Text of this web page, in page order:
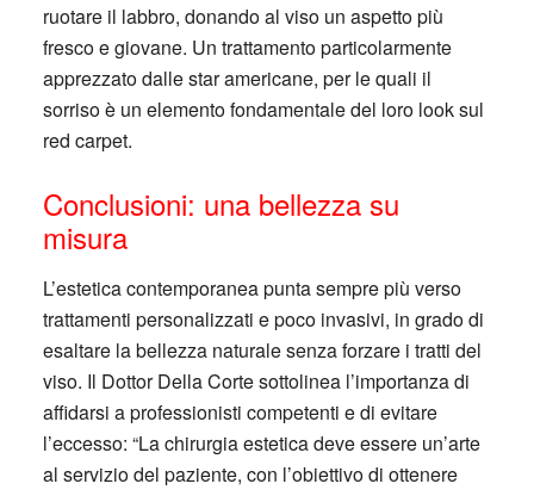
ruotare il labbro, donando al viso un aspetto più
fresco e giovane. Un trattamento particolarmente
apprezzato dalle star americane, per le quali il
sorriso è un elemento fondamentale del loro look sul
red carpet.
Conclusioni: una bellezza su
misura
L’estetica contemporanea punta sempre più verso
trattamenti personalizzati e poco invasivi, in grado di
esaltare la bellezza naturale senza forzare i tratti del
viso. Il Dottor Della Corte sottolinea l’importanza di
affidarsi a professionisti competenti e di evitare
l’eccesso: “La chirurgia estetica deve essere un’arte
al servizio del paziente, con l’obiettivo di ottenere